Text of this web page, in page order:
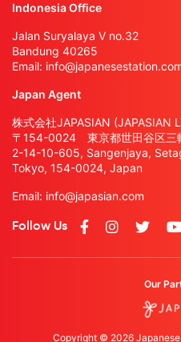
Indonesia Office
Jalan Suryalaya V no.32
Bandung 40265
Email:
Japan Agent
株式会社JAPASIAN (JAPASIAN
〒154-0024 東京都世田谷区三
2-14-10-605, Sangenjaya,
Tokyo, 154-0024, Japan
Email: info@japasian.com
Follow Us
Our
Copyright © 2026